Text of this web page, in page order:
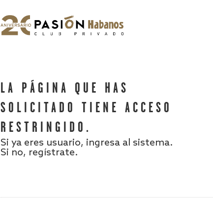
LA PÁGINA QUE HAS
SOLICITADO TIENE ACCESO
RESTRINGIDO.
Si ya eres usuario, ingresa al sistema.
Si no, regístrate.